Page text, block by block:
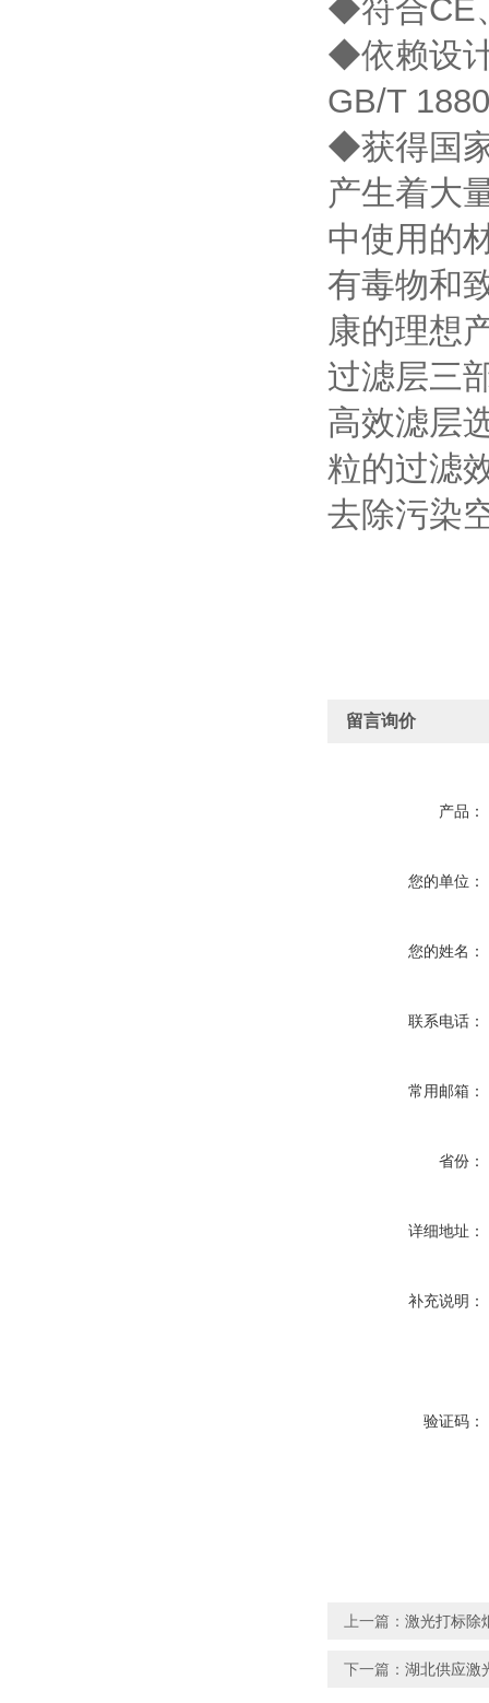
◆符合CE
◆依赖设
GB/T
◆获得国
产生着大
中使用的
有毒物和
康的理想
过滤层三
高效滤层
粒的过滤
去除污染
留言询价
产品：
您的单位：
您的姓名：
联系电话：
常用邮箱：
省份：
详细地址：
补充说明：
验证码：
上一篇： 激光打标除
下一篇： 湖北供应激